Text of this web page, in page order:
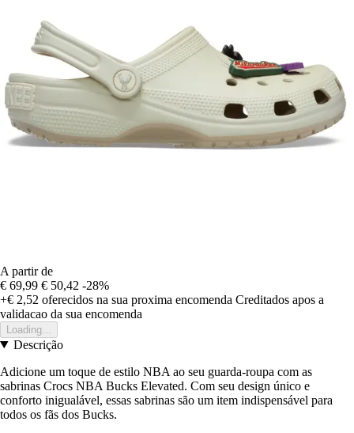
A partir de
€ 69,99 € 50,42 -28%
+€ 2,52 oferecidos na sua proxima encomenda Creditados apos a
validacao da sua encomenda
Loading...
Descrição
Adicione um toque de estilo NBA ao seu guarda-roupa com as
sabrinas Crocs NBA Bucks Elevated. Com seu design único e
conforto inigualável, essas sabrinas são um item indispensável para
todos os fãs dos Bucks.